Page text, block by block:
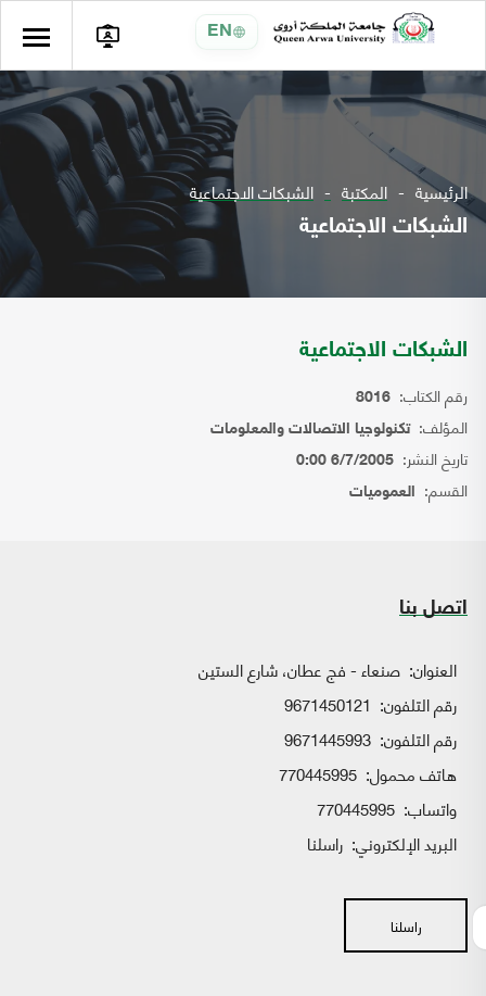
EN
الرئيسية المكتبة الشبكات الاجتماعية
الشبكات الاجتماعية
الشبكات الاجتماعية
رقم الكتاب: 8016
المؤلف:تكنولوجيا الاتصالات والمعلومات
تاريخ النشر: 6/7/2005 0:00
القسم: العموميات
اتصل بنا
العنوان: صنعاء - فج عطان، شارع الستين
رقم التلفون: 9671450121
رقم التلفون: 9671445993
هاتف محمول: 770445995
واتساب:
البريد الإلكتروني: راسلنا
راسلنا